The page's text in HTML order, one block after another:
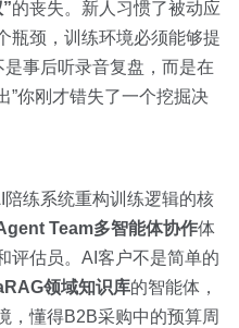
的丧失。新人习惯了被动应
瓶颈，训练环境必须能够提
事后听录音复盘，而是在
”你刚才错失了一个挖掘决
陪练系统重构训练逻辑的核
Team多智能体协作体
评估员。AI客户不是简单的
领域知识库的智能体，
，懂得B2B采购中的预算周